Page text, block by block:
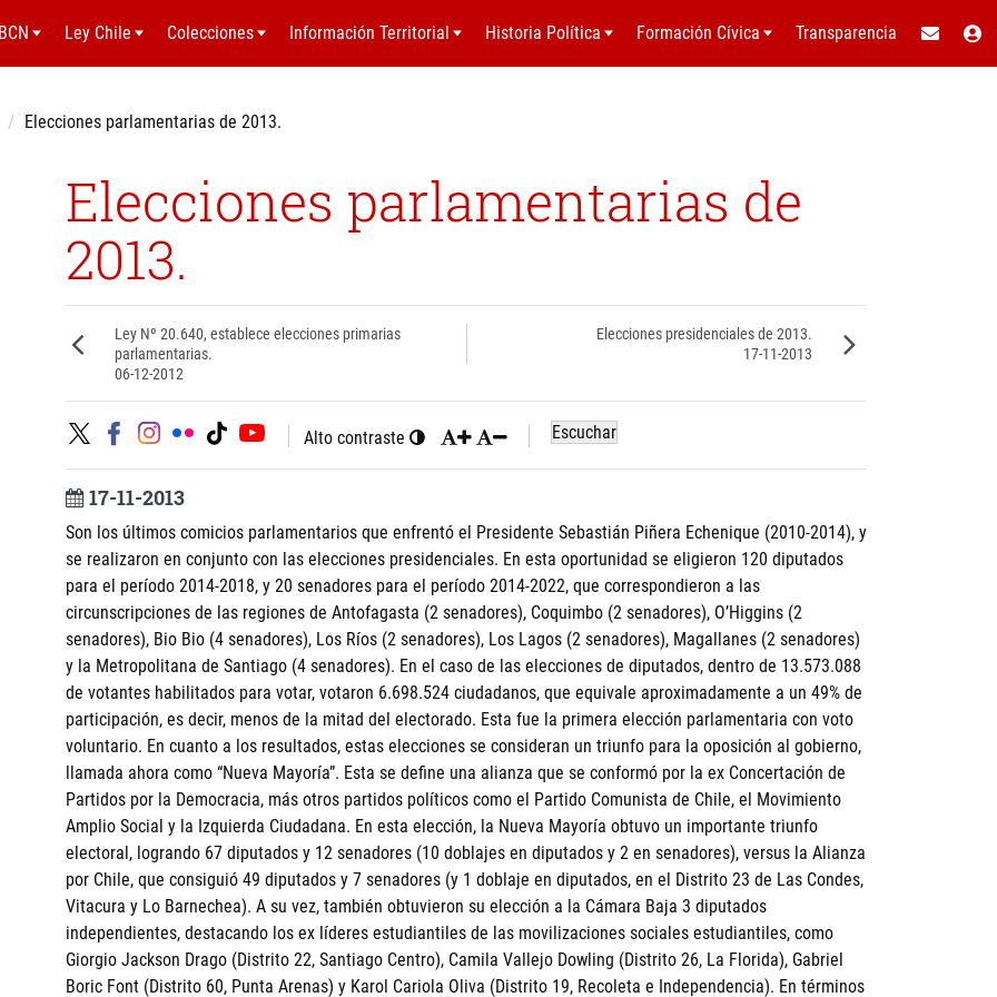
BCN Ley Chile Colecciones Información Territorial Historia Política Formación Cívica Transparencia
Elecciones parlamentarias de 2013.
Elecciones parlamentarias de
2013.
Ley Nº 20.640, establece elecciones primarias
parlamentarias.
06-12-2012
Elecciones presidenciales de 2013.
17-11-2013
Alto contraste Escuchar
17-11-2013
Son los últimos comicios parlamentarios que enfrentó el Presidente Sebastián Piñera Echenique (2010-2014), y
se realizaron en conjunto con las elecciones presidenciales. En esta oportunidad se eligieron 120 diputados
para el período 2014-2018, y 20 senadores para el período 2014-2022, que correspondieron a las
circunscripciones de las regiones de Antofagasta (2 senadores), Coquimbo (2 senadores), O’Higgins (2
senadores), Bio Bio (4 senadores), Los Ríos (2 senadores), Los Lagos (2 senadores), Magallanes (2 senadores)
y la Metropolitana de Santiago (4 senadores). En el caso de las elecciones de diputados, dentro de 13.573.088
de votantes habilitados para votar, votaron 6.698.524 ciudadanos, que equivale aproximadamente a un 49% de
participación, es decir, menos de la mitad del electorado. Esta fue la primera elección parlamentaria con voto
voluntario. En cuanto a los resultados, estas elecciones se consideran un triunfo para la oposición al gobierno,
llamada ahora como “Nueva Mayoría”. Esta se define una alianza que se conformó por la ex Concertación de
Partidos por la Democracia, más otros partidos políticos como el Partido Comunista de Chile, el Movimiento
Amplio Social y la Izquierda Ciudadana. En esta elección, la Nueva Mayoría obtuvo un importante triunfo
electoral, logrando 67 diputados y 12 senadores (10 doblajes en diputados y 2 en senadores), versus la Alianza
por Chile, que consiguió 49 diputados y 7 senadores (y 1 doblaje en diputados, en el Distrito 23 de Las Condes,
Vitacura y Lo Barnechea). A su vez, también obtuvieron su elección a la Cámara Baja 3 diputados
independientes, destacando los ex líderes estudiantiles de las movilizaciones sociales estudiantiles, como
Giorgio Jackson Drago (Distrito 22, Santiago Centro), Camila Vallejo Dowling (Distrito 26, La Florida), Gabriel
Boric Font (Distrito 60, Punta Arenas) y Karol Cariola Oliva (Distrito 19, Recoleta e Independencia). En términos